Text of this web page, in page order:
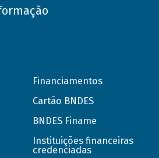
Financiamentos
Cartão BNDES
BNDES Finame
Instituições financeiras
credenciadas